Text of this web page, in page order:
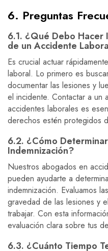
6. Preguntas
6.1. ¿Qué Debo Hacer
de un Accidente
Es crucial actuar
laboral. Lo primero es
documentar las lesiones y
el incidente. Contactar a un
accidentes laborales es
derechos estén protegidos
6.2. ¿Cómo
Indemnización?
Nuestros abogados en
pueden ayudarte a
indemnización. Evaluamos
gravedad de las lesiones y
trabajar. Con esta
evaluación clara sobre tus
6.3. ¿Cuánto Tiempo